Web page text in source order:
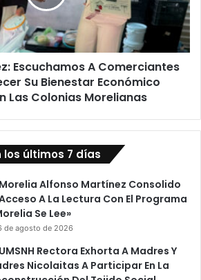
Escuchamos A Comerciantes
Su Bienestar Económico
Las Colonias Morelianas
los últimos 7 días
Alfonso Martínez Consolido
A La Lectura Con El Programa
Se Lee»
de agosto de 2026
Rectora Exhorta A Madres Y
Nicolaitas A Participar En La